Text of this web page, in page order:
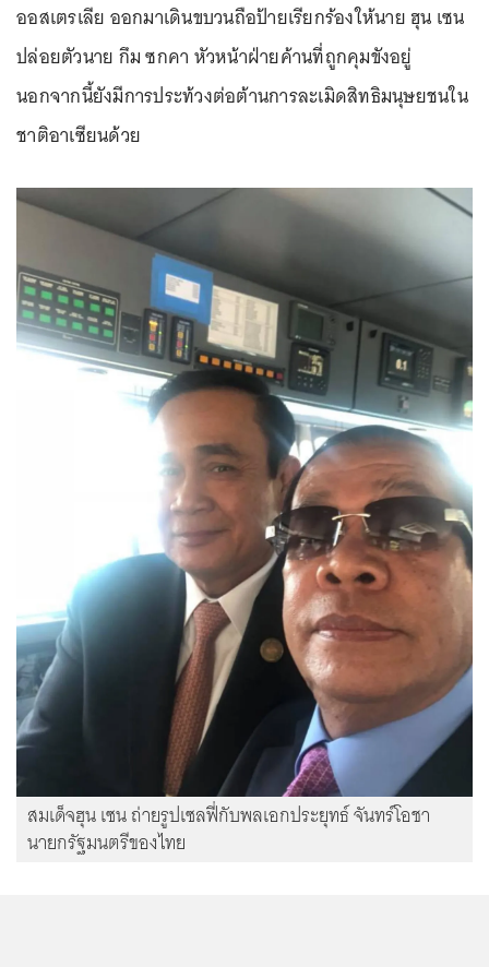
ออสเตรเลีย ออกมาเดินขบวนถือป้ายเรียกร้องให้นาย ฮุน เซน
ปล่อยตัวนาย กึม ซกคา หัวหน้าฝ่ายค้านที่ถูกคุมขังอยู่
นอกจากนี้ยังมีการประท้วงต่อต้านการละเมิดสิทธิมนุษยชนใน
ชาติอาเซียนด้วย
สมเด็จฮุน เซน ถ่ายรูปเซลฟี่กับพลเอกประยุทธ์ จันทร์โอชา
นายกรัฐมนตรีของไทย